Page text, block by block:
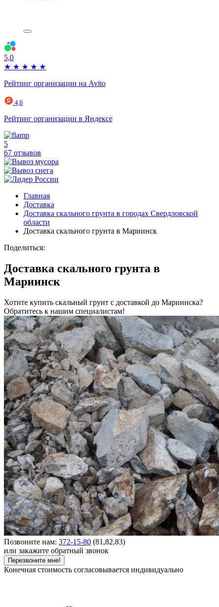
5,0
★ ★ ★ ★ ★
Рейтинг организации на Avito
4,6
Рейтинг организации в Яндексе
5
67 отзывов
Главная
Доставка
Доставка скального грунта в городах Свердловской
области
Доставка скального грунта в Мариинск
Поделиться:
Доставка скального грунта в
Мариинск
Хотите купить скальный грунт с доставкой до Мариинска?
Обратитесь к нашим специалистам!
Позвоните нам: 372-15-80 (81,82,83)
или закажите обратный звонок
Перезвоните мне!
Конечная стоимость согласовывается индивидуально